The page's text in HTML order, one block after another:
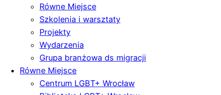
Równe Miejsce
Szkolenia i warsztaty
Projekty
Wydarzenia
Grupa branżowa ds migracji
Równe Miejsce
Centrum LGBT+ Wrocław